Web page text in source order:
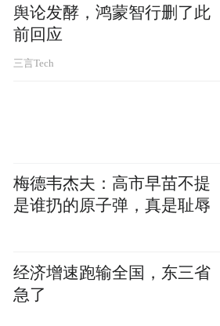
本文由作者王杰教授（中共
行政学院）教授、博士生
究会会长）授权凤凰网国学
Notice: The content above
pictures and audios if any) is
by the user of Dafeng Hao,
platform and merely provides
舆论发酵，鸿蒙智行删了此
前回应
三言Tech
梅德韦杰夫：高市早苗不提
是谁扔的原子弹，真是耻辱
经济增速跑输全国，东三省
急了